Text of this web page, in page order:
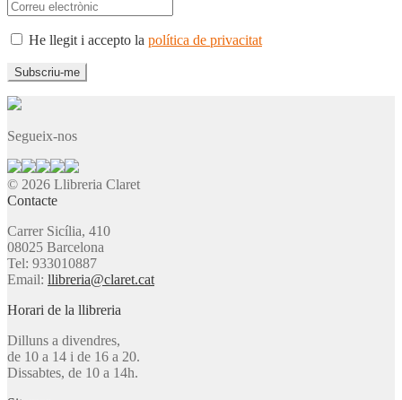
He llegit i accepto la política de privacitat
Segueix-nos
© 2026 Llibreria Claret
Contacte
Carrer Sicília, 410
08025 Barcelona
Tel: 933010887
Email: llibreria@claret.cat
Horari de la llibreria
Dilluns a divendres,
de 10 a 14 i de 16 a 20.
Dissabtes, de 10 a 14h.